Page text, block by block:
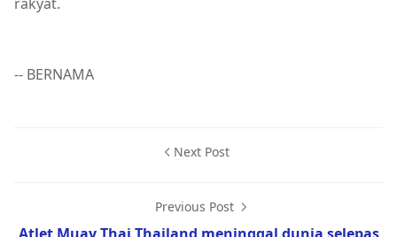
-- BERNAMA
Next Post
Previous Post